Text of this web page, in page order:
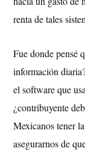
renta de tales
Fue donde pensé
información
el software que
¿contribuyente
Mexicanos tener
asegurarnos de